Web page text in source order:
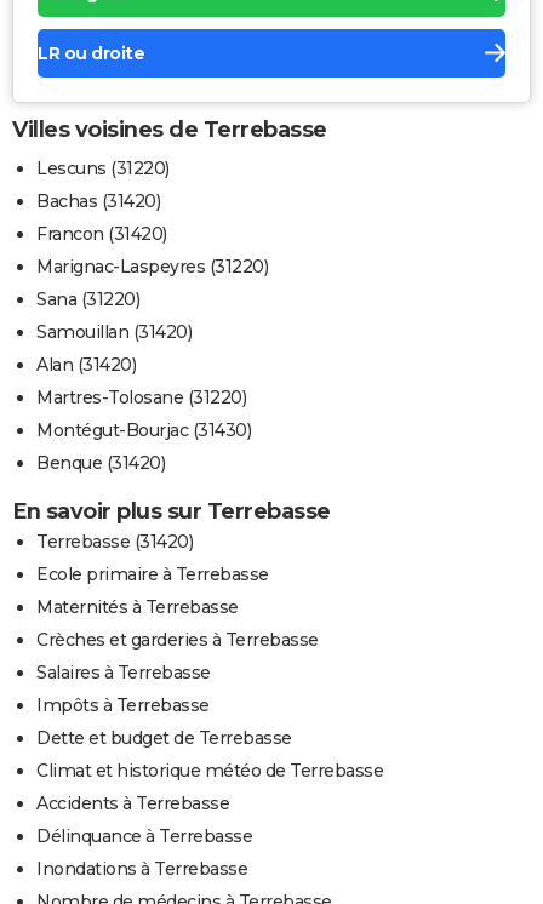
LR ou droite
Villes voisines de Terrebasse
Lescuns (31220)
Bachas (31420)
Francon (31420)
Marignac-Laspeyres (31220)
Sana (31220)
Samouillan (31420)
Alan (31420)
Martres-Tolosane (31220)
Montégut-Bourjac (31430)
Benque (31420)
En savoir plus sur Terrebasse
Terrebasse (31420)
Ecole primaire à Terrebasse
Maternités à Terrebasse
Crèches et garderies à Terrebasse
Salaires à Terrebasse
Impôts à Terrebasse
Dette et budget de Terrebasse
Climat et historique météo de Terrebasse
Accidents à Terrebasse
Délinquance à Terrebasse
Inondations à Terrebasse